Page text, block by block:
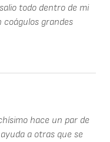
todo dentro de mi
grandes
hace un par de
a otras que se